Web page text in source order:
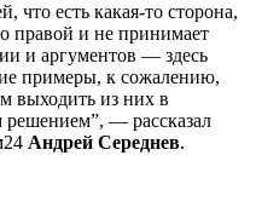
что есть какая-то сторона,
правой и не принимает
и аргументов — здесь
примеры, к сожалению,
выходить из них в
— рассказал
Андрей Середнев.